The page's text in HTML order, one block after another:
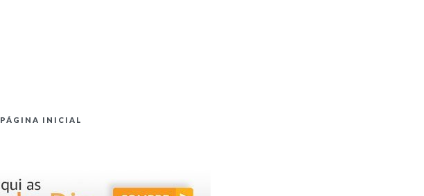
PÁGINA INICIAL